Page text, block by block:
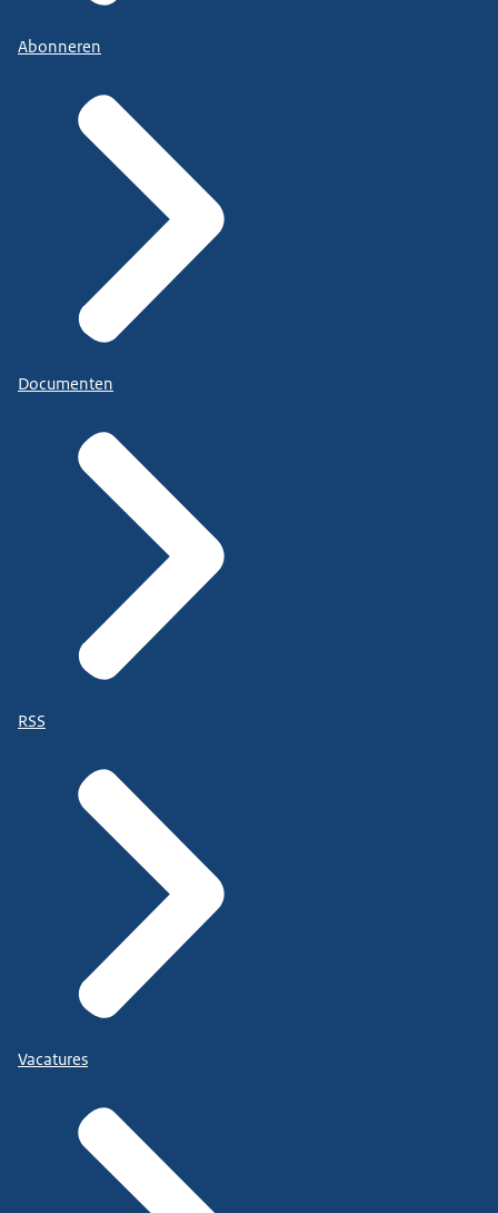
Abonneren
Documenten
RSS
Vacatures